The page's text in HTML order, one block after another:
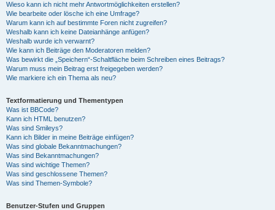
Wieso kann ich nicht mehr Antwortmöglichkeiten erstellen?
Wie bearbeite oder lösche ich eine Umfrage?
Warum kann ich auf bestimmte Foren nicht zugreifen?
Weshalb kann ich keine Dateianhänge anfügen?
Weshalb wurde ich verwarnt?
Wie kann ich Beiträge den Moderatoren melden?
Was bewirkt die „Speichern“-Schaltfläche beim Schreiben eines Beitrags?
Warum muss mein Beitrag erst freigegeben werden?
Wie markiere ich ein Thema als neu?
Textformatierung und Thementypen
Was ist BBCode?
Kann ich HTML benutzen?
Was sind Smileys?
Kann ich Bilder in meine Beiträge einfügen?
Was sind globale Bekanntmachungen?
Was sind Bekanntmachungen?
Was sind wichtige Themen?
Was sind geschlossene Themen?
Was sind Themen-Symbole?
Benutzer-Stufen und Gruppen